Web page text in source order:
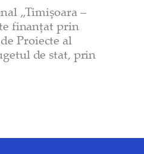
„Timișoara –
finanțat prin
Proiecte al
de stat, prin